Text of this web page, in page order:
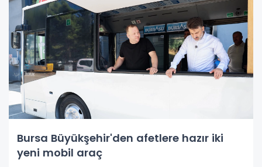
Bursa Büyükşehir'den afetlere hazır iki
yeni mobil araç